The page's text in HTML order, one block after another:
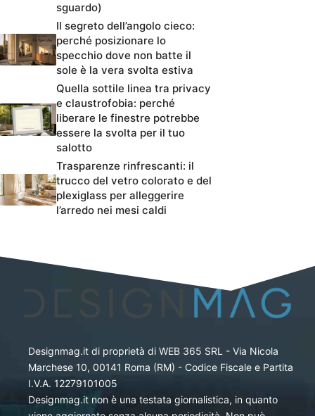
sguardo)
Il segreto dell’angolo cieco:
perché posizionare lo
specchio dove non batte il
sole è la vera svolta estiva
Quella sottile linea tra privacy
e claustrofobia: perché
liberare le finestre potrebbe
essere la svolta per il tuo
salotto
Trasparenze rinfrescanti: il
trucco del vetro colorato e del
plexiglass per alleggerire
l’arredo nei mesi caldi
Designmag.it di proprietà di WEB 365 SRL - Via Nicola
Marchese 10, 00141 Roma (RM) - Codice Fiscale e Partita
I.V.A. 12279101005
Designmag.it non è una testata giornalistica, in quanto